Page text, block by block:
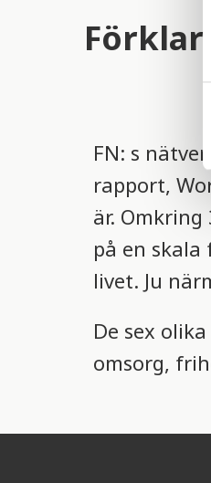
n
e
l
e
t
i
FN: s
rapport,
är.
på en
livet. Ju
De sex
omsorg,